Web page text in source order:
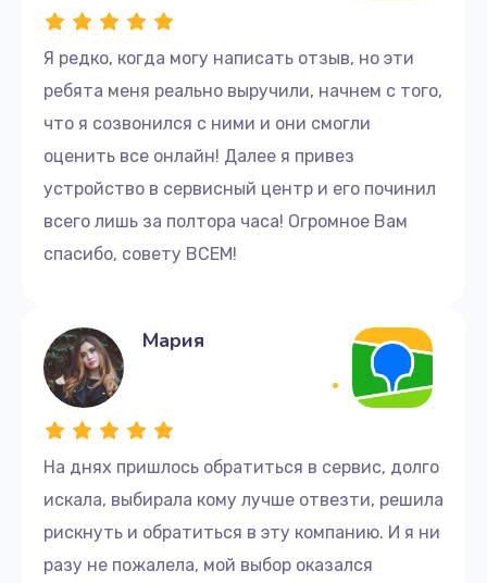
Я редко, когда могу написать отзыв, но эти
ребята меня реально выручили, начнем с того,
что я созвонился с ними и они смогли
оценить все онлайн! Далее я привез
устройство в сервисный центр и его починил
всего лишь за полтора часа! Огромное Вам
спасибо, совету ВСЕМ!
На днях пришлось обратиться в сервис, долго
искала, выбирала кому лучше отвезти, решила
рискнуть и обратиться в эту компанию. И я ни
разу не пожалела, мой выбор оказался
Мария